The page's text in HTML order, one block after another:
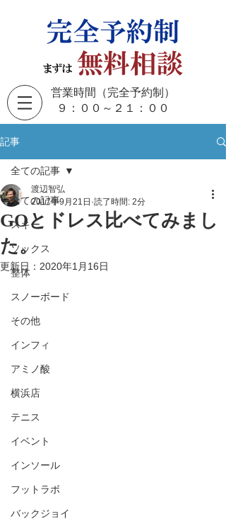
営業時間（完全予約制）
​９：００～２１：００
記事
全ての記事
スキー
ソックス
整体
スノーボード
その他
インフィ
アミノ酸
横浜店
テニス
イベント
インソール
フットラボ
バックジョイ
全ての記事
GOとドレス比べてみまし
た。
渡辺智弘
2017年9月21日 読了時間: 2分
更新日： 2020年1月16日